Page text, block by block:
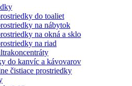
do toaliet
na nábytok
na okná a sklo
na riad
do kanvíc a kávovarov
čistiace prostriedky